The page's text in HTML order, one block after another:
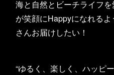
海と自然とビーチライフ
が笑顔にHappyになれる
さんお届けしたい！
“ゆるく、楽しく、ハッピ